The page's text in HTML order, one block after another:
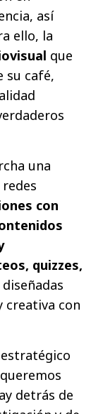
así
ello, la
que
su café,
una
con
quizzes,
diseñadas
creativa con
detrás de